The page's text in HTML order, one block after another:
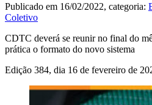
Publicado em 16/02/2022, categoria:
Coletivo
CDTC deverá se reunir no final do
prática o formato do novo sistema
Edição 384, dia 16 de fevereiro de